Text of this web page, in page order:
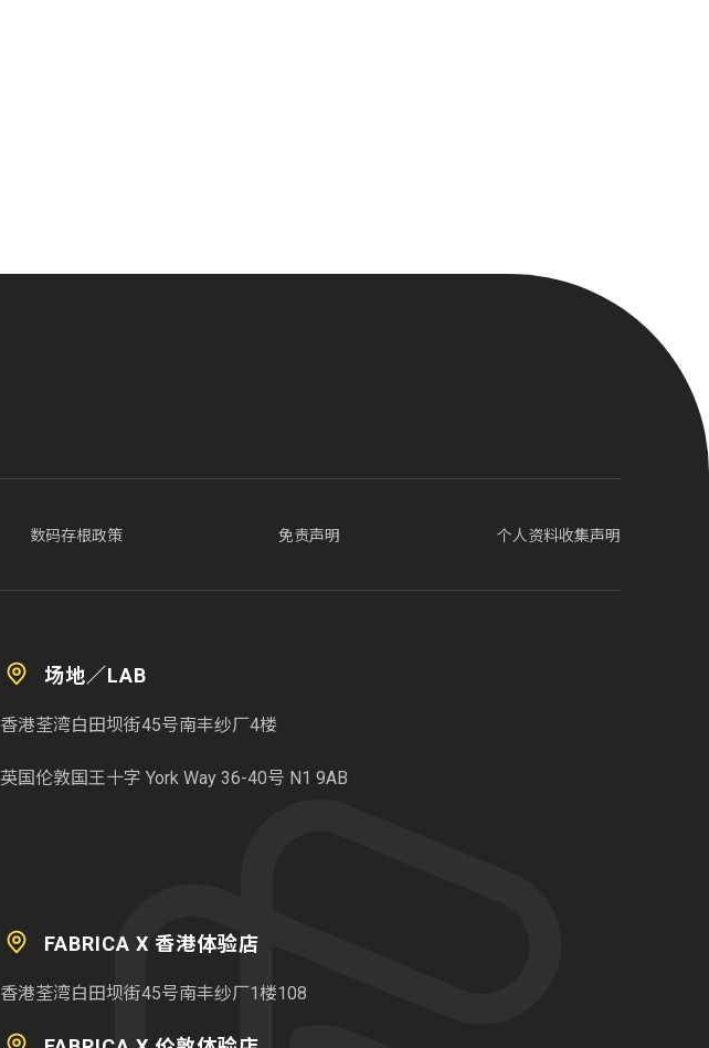
数码存根政策 免责声明 个人资料收集声明
场地／LAB
香港荃湾白田坝街45号南丰纱厂4楼
英国伦敦国王十字 York Way 36-40号 N1 9AB
FABRICA X 香港体验店
香港荃湾白田坝街45号南丰纱厂1楼108